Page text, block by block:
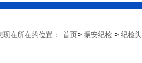
现在所在的位置： 首页> 振安纪检 > 纪检